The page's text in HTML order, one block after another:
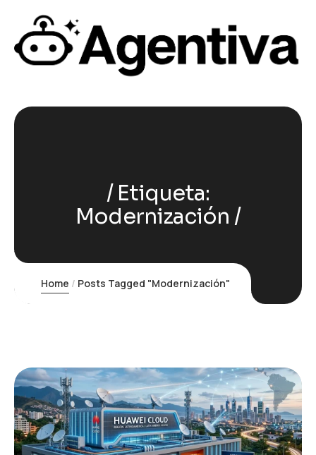
Etiqueta:
Modernización
Home Posts Tagged "Modernización"